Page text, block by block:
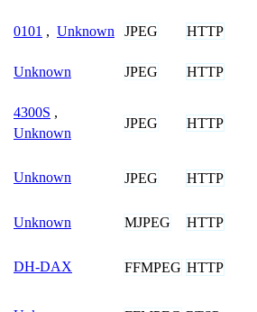
0101 , Unknown JPEG HTTP
Unknown JPEG HTTP
4300S ,
Unknown
JPEG HTTP
Unknown JPEG HTTP
Unknown MJPEG HTTP
DH-DAX FFMPEG HTTP